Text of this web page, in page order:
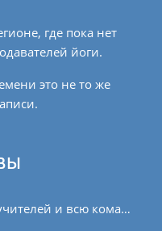
где пока нет
йоги.
это не то же
Искренне благодарю всех учителей и всю команду клуба OUM.RU за распространение знаний, за помощь на пути и наставления. С первой лекции я как будто вернулась домой. Я очень...